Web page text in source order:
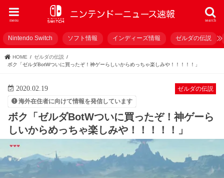
search
menu
Nintendo Switch ソフト情報 インディーズ情報 ゼルダの伝説
HOME
ゼルダの伝説
ボク「ゼルダBotWついに買ったぞ！神ゲーらしいからめっちゃ楽しみや！！！！！」
ゼルダの伝説
2020.02.19
海外在住者に向けて情報を発信しています
ボク「ゼルダBotWついに買ったぞ！神ゲーら
しいからめっちゃ楽しみや！！！！！」